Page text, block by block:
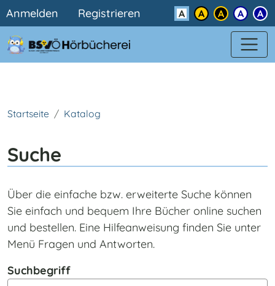
Direkt zum Inhalt
Benutzermenü
Anmelden Registrieren Kontrast
Startseite Katalog
Suche
Über die einfache bzw. erweiterte Suche können
Sie einfach und bequem Ihre Bücher online suchen
und bestellen. Eine Hilfeanweisung finden Sie unter
Menü Fragen und Antworten.
Suchbegriff